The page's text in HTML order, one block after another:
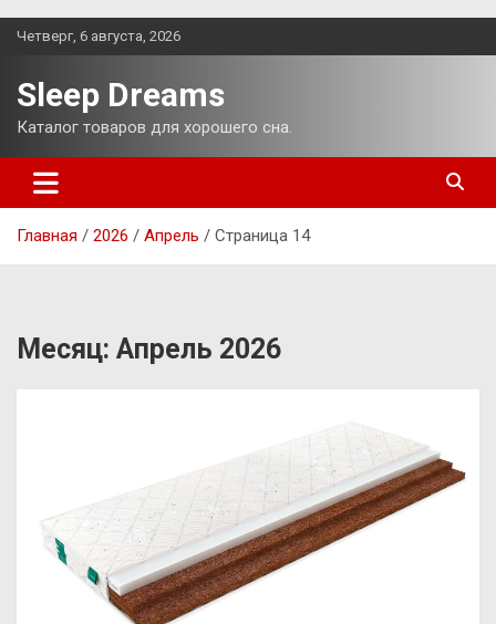
Перейти
Четверг, 6 августа, 2026
Sleep Dreams
Каталог товаров для хорошего сна.
Главная 2026 Апрель Страница 14
Месяц: Апрель 2026